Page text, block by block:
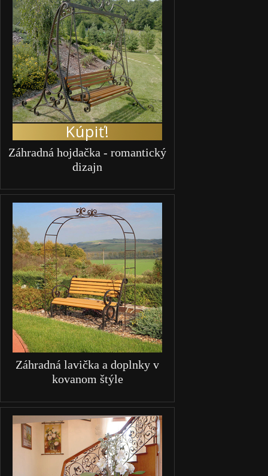
Kúpiť!
Záhradná hojdačka - romantický
dizajn
Záhradná lavička a doplnky v
kovanom štýle